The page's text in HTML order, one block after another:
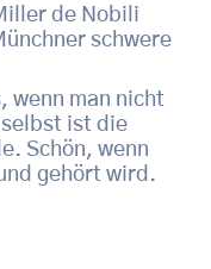
de Nobili
schwere
wenn man nicht
ist die
Schön, wenn
gehört wird.